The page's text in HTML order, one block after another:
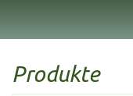
main
Produkte